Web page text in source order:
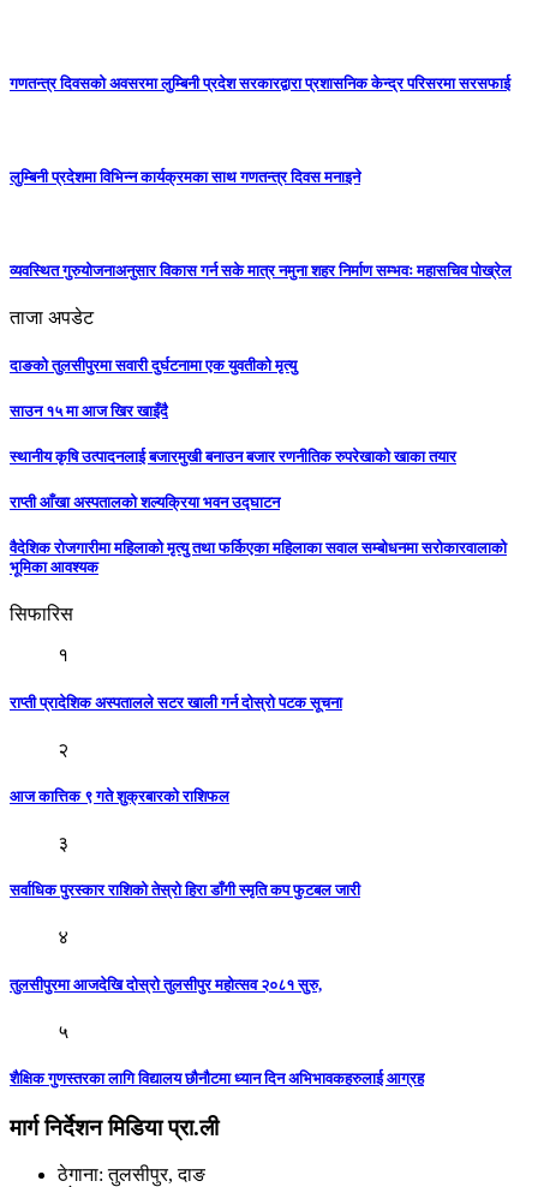
गणतन्त्र दिवसको अवसरमा लुम्बिनी प्रदेश सरकारद्वारा प्रशासनिक केन्द्र परिसरमा सरसफाई
लुम्बिनी प्रदेशमा विभिन्न कार्यक्रमका साथ गणतन्त्र दिवस मनाइने
व्यवस्थित गुरुयोजनाअनुसार विकास गर्न सके मात्र नमुना शहर निर्माण सम्भवः महासचिव पोख्रेल
ताजा अपडेट
दाङको तुलसीपुरमा सवारी दुर्घटनामा एक युवतीको मृत्यु
साउन १५ मा आज खिर खाइँदै
स्थानीय कृषि उत्पादनलाई बजारमुखी बनाउन बजार रणनीतिक रुपरेखाको खाका तयार
राप्ती आँखा अस्पतालको शल्यक्रिया भवन उद्घाटन
वैदेशिक रोजगारीमा महिलाको मृत्यु तथा फर्किएका महिलाका सवाल सम्बोधनमा सरोकारवालाको
भूमिका आवश्यक
सिफारिस
१
राप्ती प्रादेशिक अस्पतालले सटर खाली गर्न दोस्रो पटक सूचना
२
आज कात्तिक ९ गते शुक्रबारकाे राशिफल
३
सर्वाधिक पुरस्कार राशिको तेस्रो हिरा डाँगी स्मृति कप फुटबल जारी
४
तुलसीपुरमा आजदेखि दोस्रो तुलसीपुर महोत्सव २०८१ सुरु,
५
शैक्षिक गुणस्तरका लागि विद्यालय छौनौटमा ध्यान दिन अभिभावकहरुलाई आग्रह
मार्ग निर्देशन मिडिया प्रा.ली
ठेगाना: तुलसीपुर, दाङ